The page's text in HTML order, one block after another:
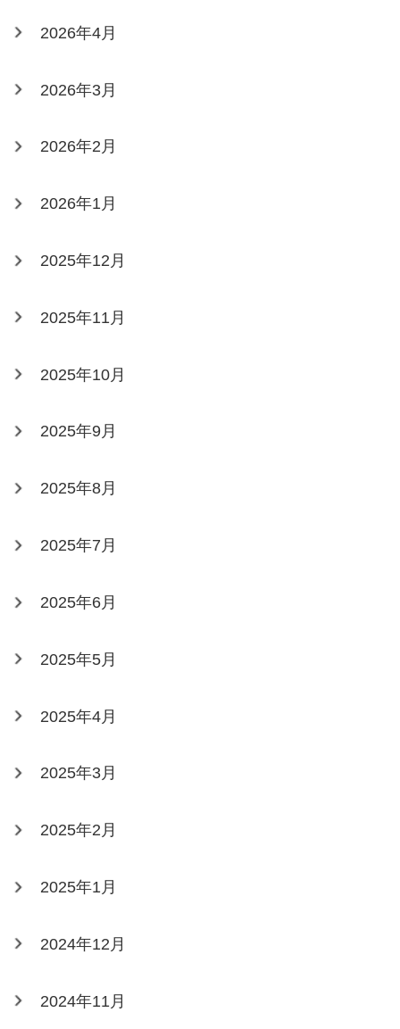
2026年4月
2026年3月
2026年2月
2026年1月
2025年12月
2025年11月
2025年10月
2025年9月
2025年8月
2025年7月
2025年6月
2025年5月
2025年4月
2025年3月
2025年2月
2025年1月
2024年12月
2024年11月